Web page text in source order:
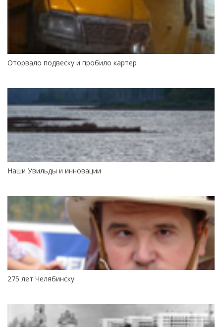
Оторвало подвеску и пробило картер
Наши Увильды и инновации
275 лет Челябинску